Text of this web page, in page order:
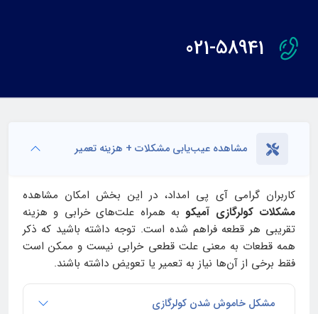
021-58941
مشاهده عیب‌یابی مشکلات + هزینه تعمیر
کاربران گرامی آی‌ پی امداد، در این بخش امکان مشاهده
مشکلات کولرگازی آمیکوبه همراه علت‌های خرابی و هزینه
تقریبی هر قطعه فراهم شده است. توجه داشته باشید که ذکر
همه قطعات به معنی علت قطعی خرابی نیست و ممکن است
فقط برخی از آن‌ها نیاز به تعمیر یا تعویض داشته باشند.
مشکل خاموش شدن کولرگازی